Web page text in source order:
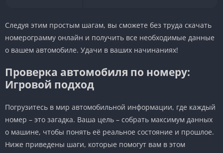
Следуя этим простым шагам, вы сможете без труда скачать
номерограмму онлайн и получить все необходимые данные
о вашем автомобиле. Удачи в ваших начинаниях!
Проверка автомобиля по номеру:
Игровой подход
Погрузитесь в мир автомобильной информации, где каждый
номер – это загадка. Ваша цель – собрать максимум данных
о машине, чтобы понять её реальное состояние и прошлое.
Ниже приведены шаги, которые помогут вам в этом